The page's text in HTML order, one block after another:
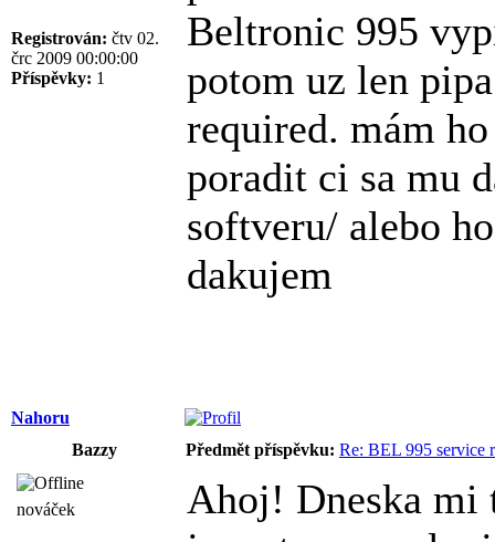
Registrován: čtv 02.
črc 2009 00:00:00
Příspěvky: 1
Beltronic 995
potom uz len
required. mám
poradit ci sa mu
softveru/ alebo
dakujem
Nahoru
Bazzy
Předmět příspěvku: Re: BEL 995 service
nováček
Ahoj! Dneska mi